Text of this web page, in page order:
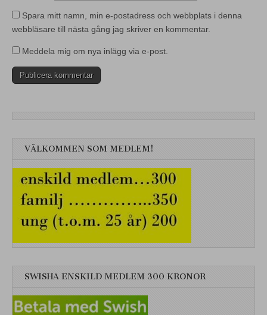
Spara mitt namn, min e-postadress och webbplats i denna
webbläsare till nästa gång jag skriver en kommentar.
Meddela mig om nya inlägg via e-post.
VÄLKOMMEN SOM MEDLEM!
SWISHA ENSKILD MEDLEM 300 KRONOR